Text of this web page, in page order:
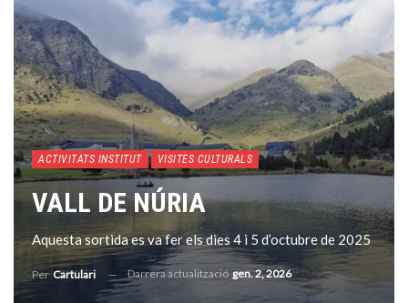
ACTIVITATS INSTITUT VISITES CULTURALS
VALL DE NÚRIA
Aquesta sortida es va fer els dies 4 i 5 d’octubre de 2025
Per Cartulari Darrera actualització gen. 2, 2026